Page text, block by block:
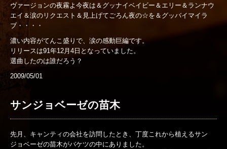
ヴァージョンの夜霧よ今夜は＆グッナイベイビー＆エリー＆ランナウ
エイ＆涙のリクエスト＆見上げてごろん夜の☆を＆グッバイマイラ
ブ・・・・
濃い内容がてんこ盛りで、涙の感動巨編です。
リリースは91年12月4日となっていました。
選曲したのは誰だろう？
2009/05/01
サンジョベーゼの苗木
先月、キャンティの会社を訪問したとき、丁度これから植えるサン
ジョベーゼの苗木がバケツの中にありました。